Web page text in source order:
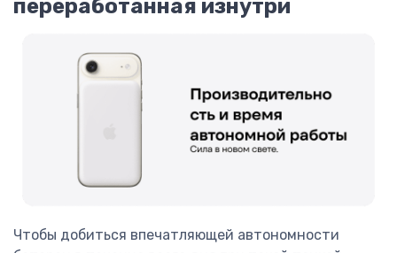
переработанная изнутри
Чтобы добиться впечатляющей автономности